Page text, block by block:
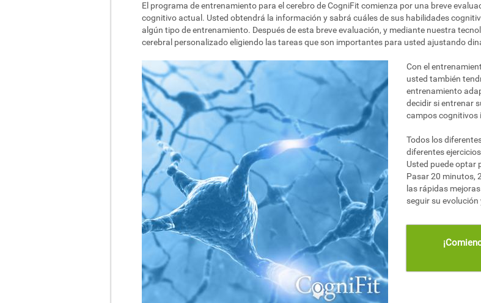
El programa de entrenamiento para el cerebro de CogniFit comienza por una breve
cognitivo actual. Usted obtendrá la información y sabrá cuáles de sus habilidades
algún tipo de entrenamiento. Después de esta breve evaluación, y mediante nuestra
cerebral personalizado eligiendo las tareas que son importantes para usted ajustando
Con el
usted también
entrenamiento
decidir si entrenar
campos cognitivos
Todos los
diferentes
Usted puede optar
Pasar 20 minutos,
las rápidas
seguir su